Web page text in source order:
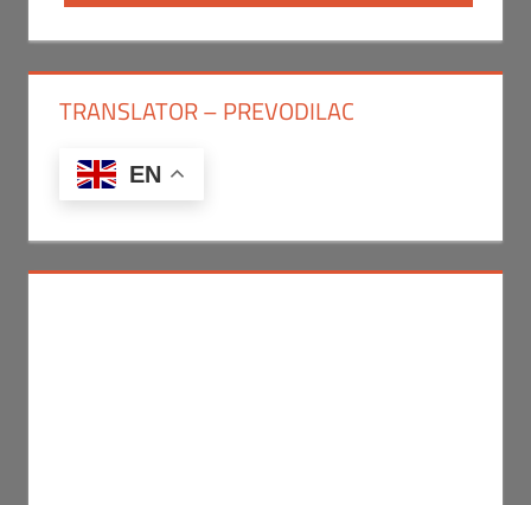
Post:
TRANSLATOR – PREVODILAC
EN